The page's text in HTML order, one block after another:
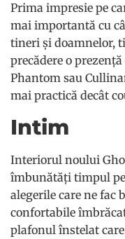
Prima impresie pe
mai importantă cu
tineri și doamnelor,
precădere o
Phantom sau
mai practică decât
Intim
Interiorul noului
îmbunătăți timpul
alegerile care ne fac
confortabile
plafonul înstelat